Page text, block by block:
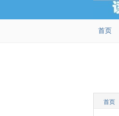
首页
首页